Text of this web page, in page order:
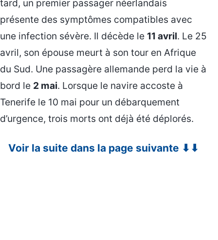
tard, un premier passager néerlandais
présente des symptômes compatibles avec
une infection sévère. Il décède le 11 avril. Le 25
avril, son épouse meurt à son tour en Afrique
du Sud. Une passagère allemande perd la vie à
bord le 2 mai. Lorsque le navire accoste à
Tenerife le 10 mai pour un débarquement
d’urgence, trois morts ont déjà été déplorés.
Voir la suite dans la page suivante ⬇⬇